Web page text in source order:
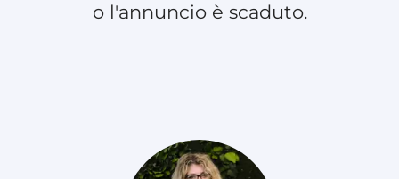
o l'annuncio è scaduto.